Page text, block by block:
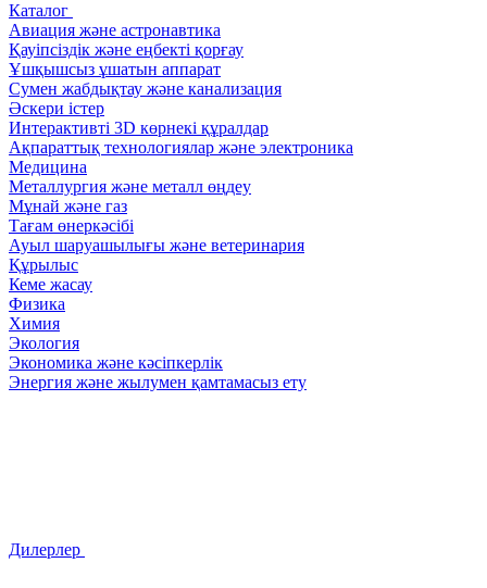
Каталог
Авиация және астронавтика
Қауіпсіздік және еңбекті қорғау
Ұшқышсыз ұшатын аппарат
Сумен жабдықтау және канализация
Әскери істер
Интерактивті 3D көрнекі құралдар
Ақпараттық технологиялар және электроника
Медицина
Металлургия және металл өңдеу
Мұнай және газ
Тағам өнеркәсібі
Ауыл шаруашылығы және ветеринария
Құрылыс
Кеме жасау
Физика
Химия
Экология
Экономика және кәсіпкерлік
Энергия және жылумен қамтамасыз ету
Дилерлер